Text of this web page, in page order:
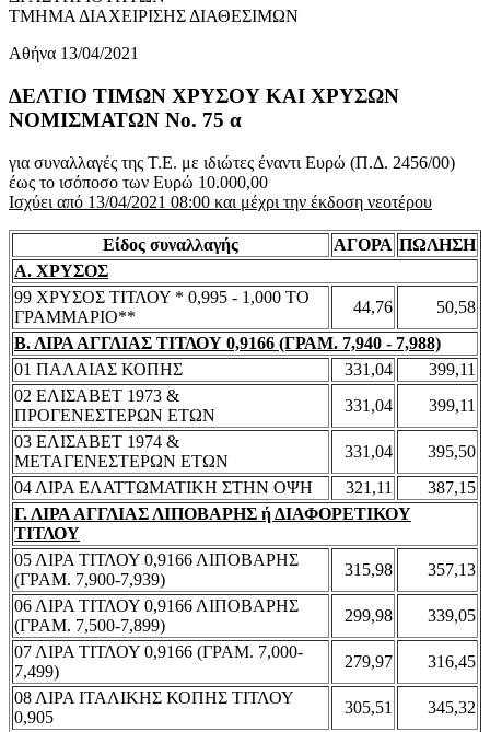
ΤΜΗΜΑ ΔΙΑΧΕΙΡΙΣΗΣ ΔΙΑΘΕΣΙΜΩΝ
Αθήνα 13/04/2021
ΔΕΛΤΙΟ ΤΙΜΩΝ ΧΡΥΣΟΥ ΚΑΙ ΧΡΥΣΩΝ
ΝΟΜΙΣΜΑΤΩΝ No. 75 α
για συναλλαγές της Τ.Ε. με ιδιώτες έναντι Ευρώ (Π.Δ. 2456/00)
έως το ισόποσο των Ευρώ 10.000,00
Ισχύει από 13/04/2021 08:00 και μέχρι την έκδοση νεοτέρου
Είδος συναλλαγής ΑΓΟΡΑ ΠΩΛΗΣΗ
Α. ΧΡΥΣΟΣ
99 ΧΡΥΣΟΣ ΤΙΤΛΟΥ * 0,995 - 1,000 ΤΟ
ΓΡΑΜΜΑΡΙΟ**
44,76
50,58
Β. ΛΙΡΑ ΑΓΓΛΙΑΣ ΤΙΤΛΟΥ 0,9166 (ΓΡΑΜ. 7,940 - 7,988)
01 ΠΑΛΑΙΑΣ ΚΟΠΗΣ
331,04
399,11
02 ΕΛΙΣΑΒΕΤ 1973 &
ΠΡΟΓΕΝΕΣΤΕΡΩΝ ΕΤΩΝ
331,04
399,11
03 ΕΛΙΣΑΒΕΤ 1974 &
ΜΕΤΑΓΕΝΕΣΤΕΡΩΝ ΕΤΩΝ
331,04
395,50
04 ΛΙΡΑ ΕΛΑΤΤΩΜΑΤΙΚΗ ΣΤΗΝ ΟΨΗ
321,11
387,15
Γ. ΛΙΡΑ ΑΓΓΛΙΑΣ ΛΙΠΟΒΑΡΗΣ ή ΔΙΑΦΟΡΕΤΙΚΟΥ
ΤΙΤΛΟΥ
05 ΛΙΡΑ ΤΙΤΛΟΥ 0,9166 ΛΙΠΟΒΑΡΗΣ
(ΓΡΑΜ. 7,900-7,939)
315,98
357,13
06 ΛΙΡΑ ΤΙΤΛΟΥ 0,9166 ΛΙΠΟΒΑΡΗΣ
(ΓΡΑΜ. 7,500-7,899)
299,98
339,05
07 ΛΙΡΑ ΤΙΤΛΟΥ 0,9166 (ΓΡΑΜ. 7,000-
7,499)
279,97
316,45
08 ΛΙΡΑ ΙΤΑΛΙΚΗΣ ΚΟΠΗΣ ΤΙΤΛΟΥ
0,905
305,51
345,32